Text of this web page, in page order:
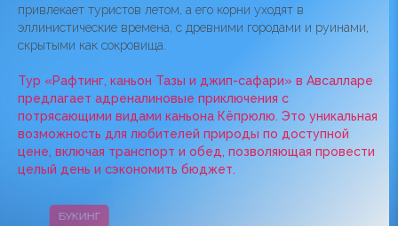
привлекает туристов летом, а его корни уходят в
эллинистические времена, с древними городами и руинами,
скрытыми как сокровища.
Тур «Рафтинг, каньон Тазы и джип-сафари» в Авсалларе
предлагает адреналиновые приключения с
потрясающими видами каньона Кёпрюлю. Это уникальная
возможность для любителей природы по доступной
цене, включая транспорт и обед, позволяющая провести
целый день и сэкономить бюджет.
БУКИНГ КАМПАНИИ